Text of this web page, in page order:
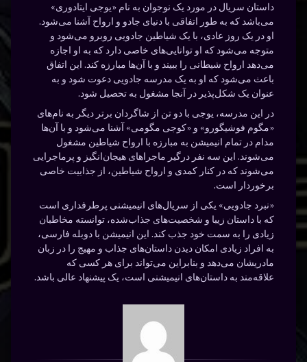
داستان سریال در مورد یک نوجوان به نام «یوجی ایتادوری»
می‌باشد که به طور اتفاقی با دنیای جادو و ارواح آشنا می‌شود.
او در یک روز عادی، با یک شیاطین جادویی روبرو می‌شود و
متوجه می‌شود که او توانایی‌های خاصی دارد که به او اجازه
می‌دهد ارواح شیطانی را ببیند و با آن‌ها مبارزه کند. این اتفاق
باعث می‌شود که او به یک مدرسه جادویی دعوت شود و به
عنوان یک شکل‌پذیر در آنجا مشغول به تحصیل شود.
در این مدرسه، یوجی با دو تن از شاگردان برتر دیگر به نام‌های
«مگوم فوشیگورو» و «کوجی مگومی» آشنا می‌شود و با آن‌ها
مدام در تمام انیمیشن به مبارزه با ارواح شیاطین مشغول
می‌شوند. این سه نفر درگیر ماجراهای هیجان‌انگیز و پرماجرایی
می‌شوند که در کنار کمدی و ارواح شیاطین، از جذابیت خاصی
برخوردار است.
«نبرد جادویی» یکی از سریال‌های انیمیشنی پرطرفداری است
که با داستان زیبا و شخصیت‌های جذاب‌شده، توانسته مخاطبان
زیادی را به سمت خود جذب کند. این انیمیشن با دوبله فارسی،
به افراد زیادی امکان دیدن داستان‌های جذاب و مهیج را در زبان
مادریشان می‌دهد و بنابراین می‌تواند برای هر کسی که
علاقه‌مند به داستان‌های انیمیشنی است، یک پیشنهاد عالی باشد.